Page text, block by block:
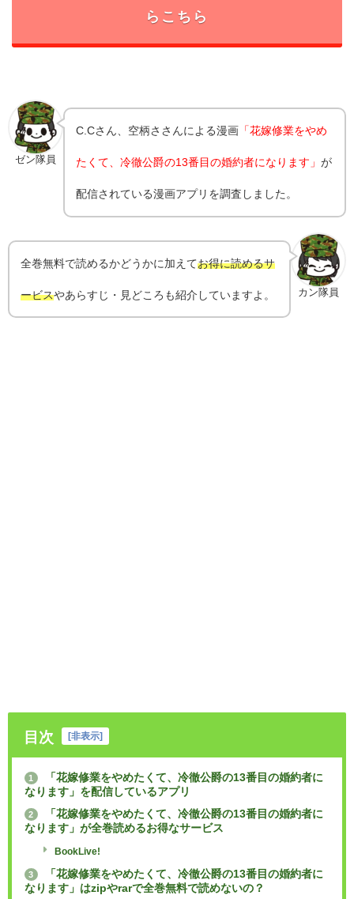
らこちら
ゼン隊員
C.Cさん、空柄ささんによる漫画 「花嫁修業をやめ
たくて、冷徹公爵の13番目の婚約者になります」が
配信されている漫画アプリを調査しました。
カン隊員
全巻無料で読めるかどうかに加えてお得に読めるサ
ービスやあらすじ・見どころも紹介していますよ。
目次 非表示
1
「花嫁修業をやめたくて、冷徹公爵の13番目の婚約者に
なります」を配信しているアプリ
2
「花嫁修業をやめたくて、冷徹公爵の13番目の婚約者に
なります」が全巻読めるお得なサービス
BookLive!
3
「花嫁修業をやめたくて、冷徹公爵の13番目の婚約者に
なります」はzipやrarで全巻無料で読めないの？